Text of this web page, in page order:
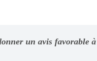
un avis favorable